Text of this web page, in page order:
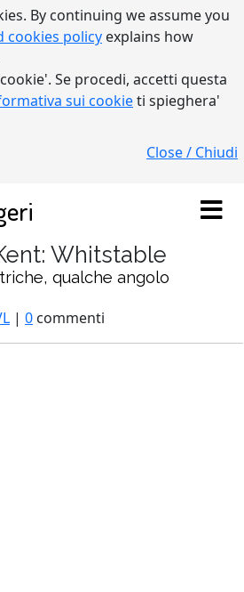
By continuing we assume you
cookies policy explains how
Se procedi, accetti questa
sui cookieti spieghera'
Close / Chiudi
Whitstable
qualche angolo
| 0 commenti